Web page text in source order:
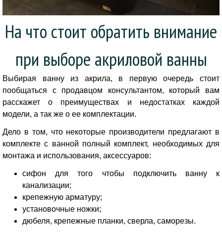
На что стоит обратить внимание
при выборе акриловой ванны
Выбирая ванну из акрила, в первую очередь стоит
пообщаться с продавцом консультантом, который вам
расскажет о преимуществах и недостатках каждой
модели, а так же о ее комплектации.
Дело в том, что некоторые производители предлагают в
комплекте с ванной полный комплект, необходимых для
монтажа и использования, аксессуаров:
сифон для того чтобы подключить ванну к
канализации;
крепежную арматуру;
установочные ножки;
дюбеля, крепежные планки, сверла, саморезы.